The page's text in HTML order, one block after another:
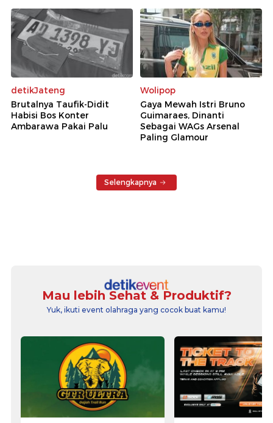
detikJateng
Brutalnya Taufik-Didit
Habisi Bos Konter
Ambarawa Pakai Palu
Wolipop
Gaya Mewah Istri Bruno
Guimaraes, Dinanti
Sebagai WAGs Arsenal
Paling Glamour
Selengkapnya
Mau lebih Sehat & Produktif?
Yuk, ikuti event olahraga yang cocok buat kamu!